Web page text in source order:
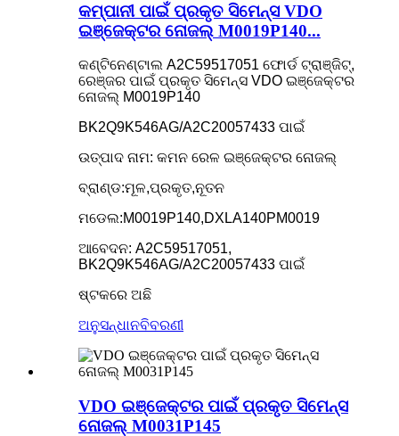
କମ୍ପାନୀ ପାଇଁ ପ୍ରକୃତ ସିମେନ୍ସ VDO
ଇଞ୍ଜେକ୍ଟର ନୋଜଲ୍ M0019P140...
କଣ୍ଟିନେଣ୍ଟାଲ A2C59517051 ଫୋର୍ଡ ଟ୍ରାଞ୍ଜିଟ୍,
ରେଞ୍ଜର ପାଇଁ ପ୍ରକୃତ ସିମେନ୍ସ VDO ଇଞ୍ଜେକ୍ଟର
ନୋଜଲ୍ M0019P140
BK2Q9K546AG/A2C20057433 ପାଇଁ
ଉତ୍ପାଦ ନାମ: କମନ ରେଳ ଇଞ୍ଜେକ୍ଟର ନୋଜଲ୍
ବ୍ରାଣ୍ଡ:ମୂଳ,ପ୍ରକୃତ,ନୂତନ
ମଡେଲ:M0019P140,DXLA140PM0019
ଆବେଦନ: A2C59517051,
BK2Q9K546AG/A2C20057433 ପାଇଁ
ଷ୍ଟକରେ ଅଛି
ଅନୁସନ୍ଧାନବିବରଣୀ
VDO ଇଞ୍ଜେକ୍ଟର ପାଇଁ ପ୍ରକୃତ ସିମେନ୍ସ
ନୋଜଲ୍ M0031P145